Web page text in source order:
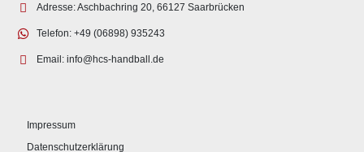
Adresse:Aschbachring 20, 66127 Saarbrücken
Telefon: +49 (06898) 935243
Email: info@hcs-handball.de
Impressum
Datenschutzerklärung